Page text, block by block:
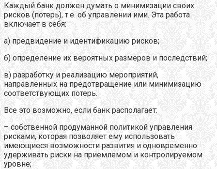
Каждый банк должен думать о минимизации своих
рисков (потерь), т.е. об управлении ими. Эта работа
включает в себя:
а) предвидение и идентификацию рисков;
б) определение их вероятных размеров и последствий;
в) разработку и реализацию мероприятий,
направленных на предотвращение или минимизацию
соответствующих потерь.
Все это возможно, если банк располагает:
– собственной продуманной политикой управления
рисками, которая позволяет ему использовать
имеющиеся возможности развития и одновременно
удерживать риски на приемлемом и контролируемом
уровне;